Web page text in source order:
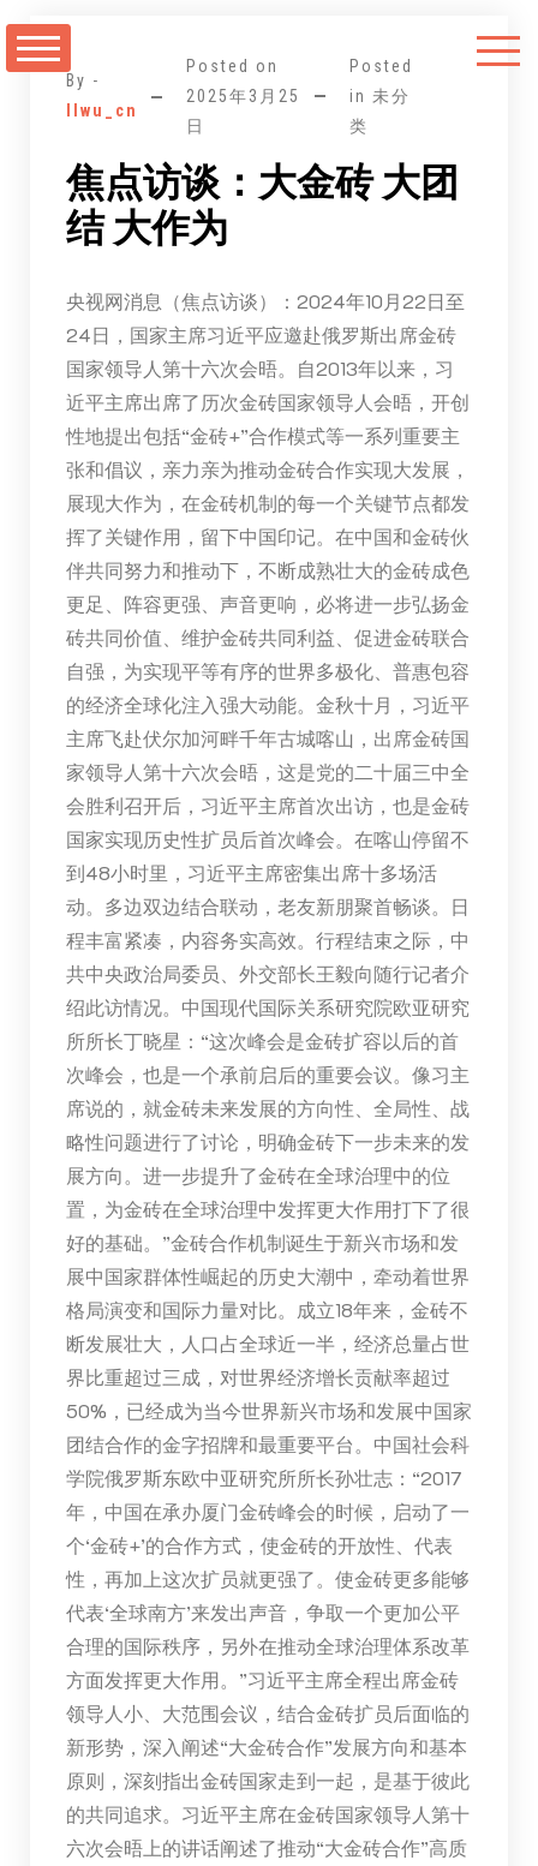
至
By -
llwu_cn
Posted on
2025年3月25
日
Posted
in 未分
类
焦点访谈：大金砖 大团
结 大作为
央视网消息（焦点访谈）：2024年10月22日至
24日，国家主席习近平应邀赴俄罗斯出席金砖
国家领导人第十六次会晤。自2013年以来，习
近平主席出席了历次金砖国家领导人会晤，开创
性地提出包括“金砖+”合作模式等一系列重要主
张和倡议，亲力亲为推动金砖合作实现大发展，
展现大作为，在金砖机制的每一个关键节点都发
挥了关键作用，留下中国印记。在中国和金砖伙
伴共同努力和推动下，不断成熟壮大的金砖成色
更足、阵容更强、声音更响，必将进一步弘扬金
砖共同价值、维护金砖共同利益、促进金砖联合
自强，为实现平等有序的世界多极化、普惠包容
的经济全球化注入强大动能。金秋十月，习近平
主席飞赴伏尔加河畔千年古城喀山，出席金砖国
家领导人第十六次会晤，这是党的二十届三中全
会胜利召开后，习近平主席首次出访，也是金砖
国家实现历史性扩员后首次峰会。在喀山停留不
到48小时里，习近平主席密集出席十多场活
动。多边双边结合联动，老友新朋聚首畅谈。日
程丰富紧凑，内容务实高效。行程结束之际，中
共中央政治局委员、外交部长王毅向随行记者介
绍此访情况。中国现代国际关系研究院欧亚研究
所所长丁晓星：“这次峰会是金砖扩容以后的首
次峰会，也是一个承前启后的重要会议。像习主
席说的，就金砖未来发展的方向性、全局性、战
略性问题进行了讨论，明确金砖下一步未来的发
展方向。进一步提升了金砖在全球治理中的位
置，为金砖在全球治理中发挥更大作用打下了很
好的基础。”金砖合作机制诞生于新兴市场和发
展中国家群体性崛起的历史大潮中，牵动着世界
格局演变和国际力量对比。成立18年来，金砖不
断发展壮大，人口占全球近一半，经济总量占世
界比重超过三成，对世界经济增长贡献率超过
50%，已经成为当今世界新兴市场和发展中国家
团结合作的金字招牌和最重要平台。中国社会科
学院俄罗斯东欧中亚研究所所长孙壮志：“2017
年，中国在承办厦门金砖峰会的时候，启动了一
个‘金砖+’的合作方式，使金砖的开放性、代表
性，再加上这次扩员就更强了。使金砖更多能够
代表‘全球南方’来发出声音，争取一个更加公平
合理的国际秩序，另外在推动全球治理体系改革
方面发挥更大作用。”习近平主席全程出席金砖
领导人小、大范围会议，结合金砖扩员后面临的
新形势，深入阐述“大金砖合作”发展方向和基本
原则，深刻指出金砖国家走到一起，是基于彼此
的共同追求。习近平主席在金砖国家领导人第十
六次会晤上的讲话阐述了推动“大金砖合作”高质